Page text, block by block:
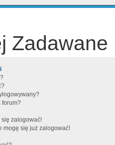
Zadawane
forum?
się zalogować!
mogę się już zalogować!